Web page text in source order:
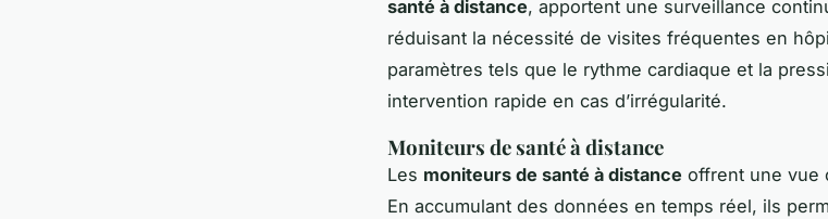
santé à distance, apportent une surveillance
réduisant la nécessité de visites fréquentes en
paramètres tels que le rythme cardiaque et la
intervention rapide en cas d’irrégularité.
Moniteurs de santé à distance
Les moniteurs de santé à distance offrent une vue
En accumulant des données en temps réel, ils